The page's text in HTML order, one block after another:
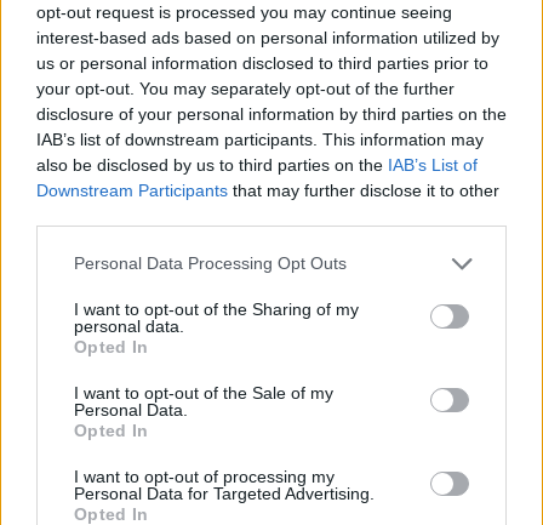
opt-out request is processed you may continue seeing
interest-based ads based on personal information utilized by
us or personal information disclosed to third parties prior to
your opt-out. You may separately opt-out of the further
disclosure of your personal information by third parties on the
IAB’s list of downstream participants. This information may
also be disclosed by us to third parties on the IAB’s List of
Downstream Participants that may further disclose it to other
Please note that this website/app uses one or more Google
not limited to your visit or usage behaviour. You may click to
grant or deny consent to Google and its third-party tags to
use your data for below specified purposes in below Google
consent section.
Personal Data Processing Opt Outs
I want to opt-out of the Sharing of my
personal data.
Opted In
I want to opt-out of the Sale of my
Personal Data.
Opted In
I want to opt-out of processing my
Personal Data for Targeted Advertising.
Opted In
agili e pronti ad adattarsi alle nuove tendenze e
tecnologie che emergeranno nel corso del 2025.
Come vedi, il futuro del gaming è promettente e
ricco di sorprese!<\/p>